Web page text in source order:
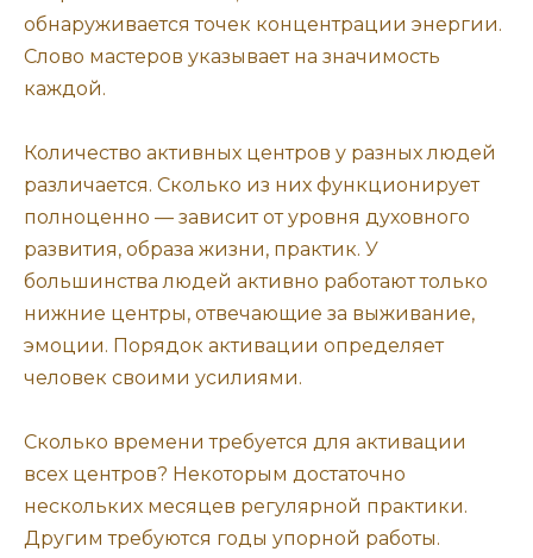
обнаруживается точек концентрации энергии.
Слово мастеров указывает на значимость
каждой.
Количество активных центров у разных людей
различается. Сколько из них функционирует
полноценно — зависит от уровня духовного
развития, образа жизни, практик. У
большинства людей активно работают только
нижние центры, отвечающие за выживание,
эмоции. Порядок активации определяет
человек своими усилиями.
Сколько времени требуется для активации
всех центров? Некоторым достаточно
нескольких месяцев регулярной практики.
Другим требуются годы упорной работы.